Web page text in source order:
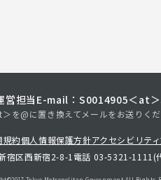
営担当E-mail：S0014905＜
を@に置き換えてメールをお送りくだ
規約個人情報保護方針アクセシビリテ
宿区西新宿2-8-1 電話 03-5321-1111(